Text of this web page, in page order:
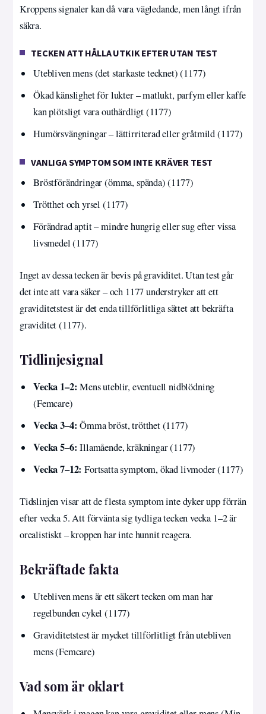
Kroppens signaler kan då vara vägledande, men långt ifrån
säkra.
TECKEN ATT HÅLLA UTKIK EFTER UTAN TEST
Utebliven mens (det starkaste tecknet) (1177)
Ökad känslighet för lukter – matlukt, parfym eller kaffe
kan plötsligt vara outhärdligt (1177)
Humörsvängningar – lättirriterad eller gråtmild (1177)
VANLIGA SYMPTOM SOM INTE KRÄVER TEST
Bröstförändringar (ömma, spända) (1177)
Trötthet och yrsel (1177)
Förändrad aptit – mindre hungrig eller sug efter vissa
livsmedel (1177)
Inget av dessa tecken är bevis på graviditet. Utan test går
det inte att vara säker – och 1177 understryker att ett
graviditetstest är det enda tillförlitliga sättet att bekräfta
graviditet (1177).
Tidlinjesignal
Vecka 1–2: Mens uteblir, eventuell nidblödning
(Femcare)
Vecka 3–4: Ömma bröst, trötthet (1177)
Vecka 5–6: Illamående, kräkningar (1177)
Vecka 7–12: Fortsatta symptom, ökad livmoder (1177)
Tidslinjen visar att de flesta symptom inte dyker upp förrän
efter vecka 5. Att förvänta sig tydliga tecken vecka 1–2 är
orealistiskt – kroppen har inte hunnit reagera.
Bekräftade fakta
Utebliven mens är ett säkert tecken om man har
regelbunden cykel (1177)
Graviditetstest är mycket tillförlitligt från utebliven
mens (Femcare)
Vad som är oklart